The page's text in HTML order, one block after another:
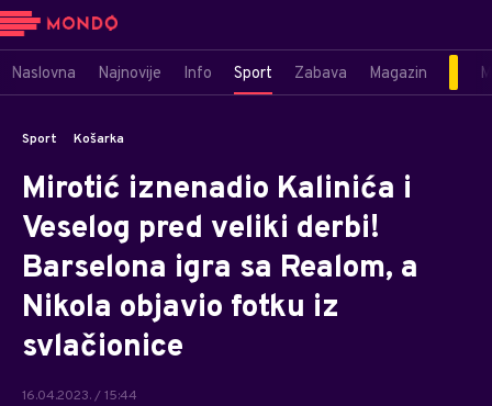
Naslovna Najnovije Info Sport Zabava Magazin
Sport Košarka
Mirotić iznenadio Kalinića i
Veselog pred veliki derbi!
Barselona igra sa Realom, a
Nikola objavio fotku iz
svlačionice
16.04.2023. / 15:44